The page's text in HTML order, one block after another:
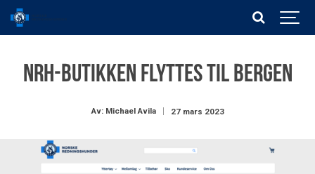
NRH-butikken flyttes til Bergen
Av: Michael Avila 27 mars 2023